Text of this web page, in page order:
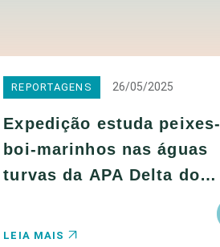
REPORTAGENS 26/05/2025
Expedição estuda peixes-
boi-marinhos nas águas
turvas da APA Delta do
LEIA MAIS